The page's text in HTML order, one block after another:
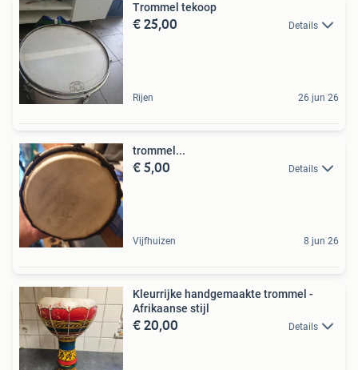
Trommel tekoop
€ 25,00 Details
Rijen 26 jun 26
trommel...
€ 5,00 Details
Vijfhuizen 8 jun 26
Kleurrijke handgemaakte trommel -
Afrikaanse stijl
€ 20,00 Details